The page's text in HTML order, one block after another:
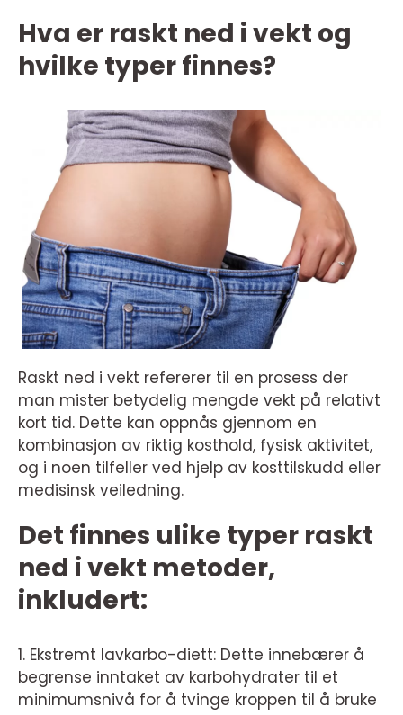
Hva er raskt ned i vekt og
hvilke typer finnes?
Raskt ned i vekt refererer til en prosess der
man mister betydelig mengde vekt på relativt
kort tid. Dette kan oppnås gjennom en
kombinasjon av riktig kosthold, fysisk aktivitet,
og i noen tilfeller ved hjelp av kosttilskudd eller
medisinsk veiledning.
Det finnes ulike typer raskt
ned i vekt metoder,
inkludert:
1. Ekstremt lavkarbo-diett: Dette innebærer å
begrense inntaket av karbohydrater til et
minimumsnivå for å tvinge kroppen til å bruke